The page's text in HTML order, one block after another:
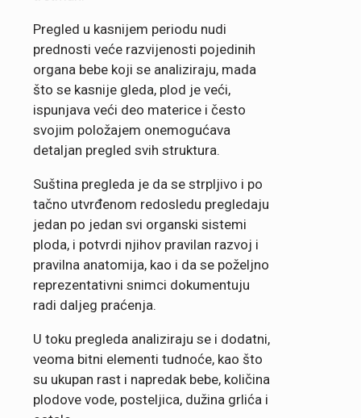
Pregled u kasnijem periodu nudi
prednosti veće razvijenosti pojedinih
organa bebe koji se analiziraju, mada
što se kasnije gleda, plod je veći,
ispunjava veći deo materice i često
svojim položajem onemogućava
detaljan pregled svih struktura.
Suština pregleda je da se strpljivo i po
tačno utvrđenom redosledu pregledaju
jedan po jedan svi organski sistemi
ploda, i potvrdi njihov pravilan razvoj i
pravilna anatomija, kao i da se poželjno
reprezentativni snimci dokumentuju
radi daljeg praćenja.
U toku pregleda analiziraju se i dodatni,
veoma bitni elementi tudnoće, kao što
su ukupan rast i napredak bebe, količina
plodove vode, posteljica, dužina grlića i